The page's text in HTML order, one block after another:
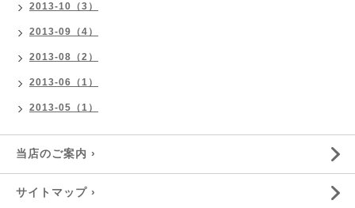
2013-10（3）
2013-09（4）
2013-08（2）
2013-06（1）
2013-05（1）
当店のご案内 ›
サイトマップ ›